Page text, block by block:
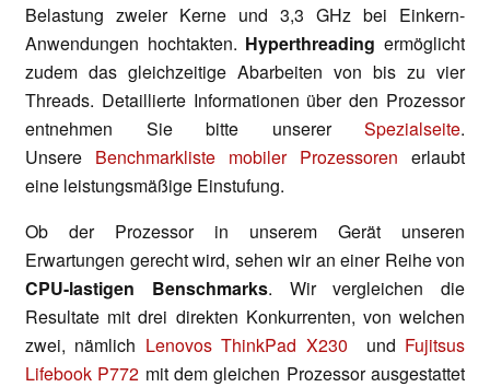
Belastung zweier Kerne und 3,3 GHz bei Einkern-
Anwendungen hochtakten. Hyperthreading ermöglicht
zudem das gleichzeitige Abarbeiten von bis zu vier
Threads. Detaillierte Informationen über den Prozessor
entnehmen Sie bitte unserer Spezialseite.
Unsere Benchmarkliste mobiler Prozessoren erlaubt
eine leistungsmäßige Einstufung.
Ob der Prozessor in unserem Gerät unseren
Erwartungen gerecht wird, sehen wir an einer Reihe von
CPU-lastigen Benschmarks. Wir vergleichen die
Resultate mit drei direkten Konkurrenten, von welchen
zwei, nämlich Lenovos ThinkPad X230 und Fujitsus
Lifebook P772 mit dem gleichen Prozessor ausgestattet